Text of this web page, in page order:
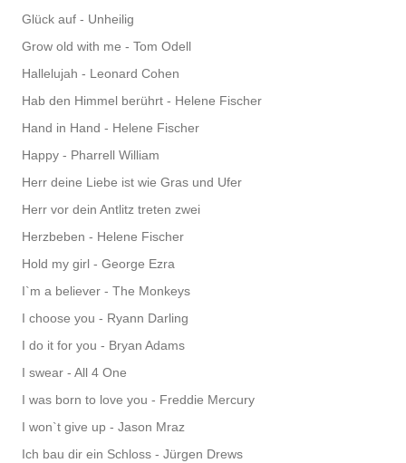
Glück auf - Unheilig
Grow old with me - Tom Odell
Hallelujah - Leonard Cohen
Hab den Himmel berührt - Helene Fischer
Hand in Hand - Helene Fischer
Happy - Pharrell William
Herr deine Liebe ist wie Gras und Ufer
Herr vor dein Antlitz treten zwei
Herzbeben - Helene Fischer
Hold my girl - George Ezra
I`m a believer - The Monkeys
I choose you - Ryann Darling
I do it for you - Bryan Adams
I swear - All 4 One
I was born to love you - Freddie Mercury
I won`t give up - Jason Mraz
Ich bau dir ein Schloss - Jürgen Drews